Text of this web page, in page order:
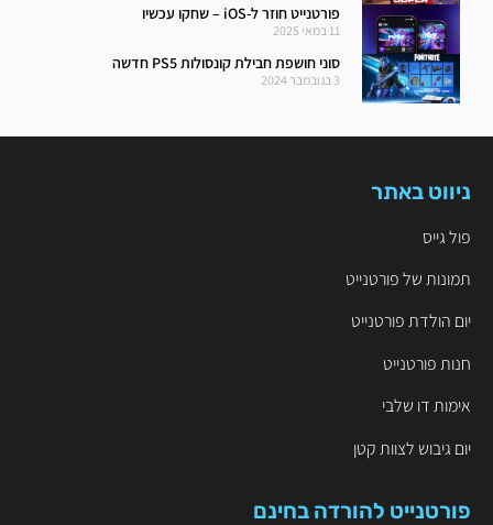
פורטנייט חוזר ל-iOS – שחקו עכשיו
11 במאי 2025
סוני חושפת חבילת קונסולות PS5 חדשה
3 בנובמבר 2024
ניווט באתר
פול גייס
תמונות של פורטנייט
יום הולדת פורטנייט
חנות פורטנייט
אימות דו שלבי
יום גיבוש לצוות קטן
פורטנייט להורדה בחינם